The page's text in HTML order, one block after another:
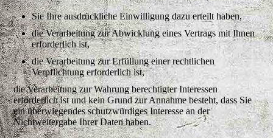
Sie Ihre ausdrückliche Einwilligung dazu erteilt haben,
die Verarbeitung zur Abwicklung eines Vertrags mit Ihnen
erforderlich ist,
die Verarbeitung zur Erfüllung einer rechtlichen
Verpflichtung erforderlich ist,
die Verarbeitung zur Wahrung berechtigter Interessen
erforderlich ist und kein Grund zur Annahme besteht, dass Sie
ein überwiegendes schutzwürdiges Interesse an der
Nichtweitergabe Ihrer Daten haben.